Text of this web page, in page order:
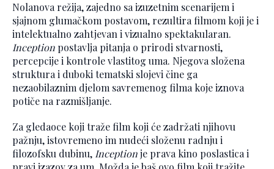
Nolanova režija, zajedno sa izuzetnim scenarijem i
sjajnom glumačkom postavom, rezultira filmom koji je i
intelektualno zahtjevan i vizualno spektakularan.
Inception postavlja pitanja o prirodi stvarnosti,
percepcije i kontrole vlastitog uma. Njegova složena
struktura i duboki tematski slojevi čine ga
nezaobilaznim djelom savremenog filma koje iznova
potiče na razmišljanje.
Za gledaoce koji traže film koji će zadržati njihovu
pažnju, istovremeno im nudeći složenu radnju i
filozofsku dubinu, Inceptionje prava kino poslastica i